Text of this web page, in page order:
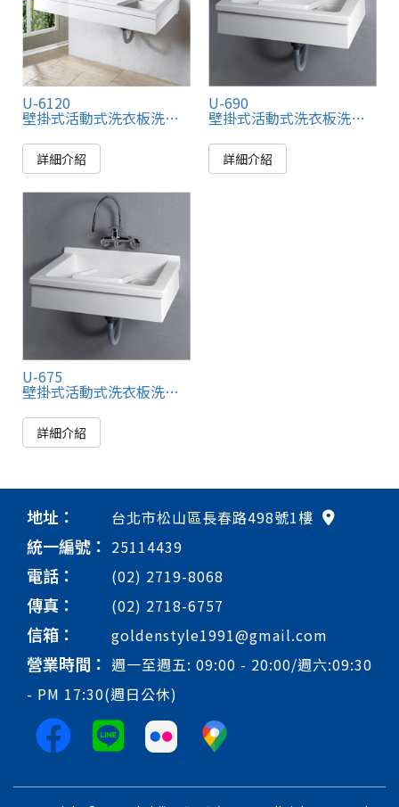
U-6120
壁掛式活動式洗衣板洗衣櫃
詳細介紹
U-690
壁掛式活動式洗衣板洗衣櫃
詳細介紹
U-675
壁掛式活動式洗衣板洗衣櫃
詳細介紹
地址： 台北市松山區長春路498號1樓
統一編號： 25114439
電話： (02) 2719-8068
傳真： (02) 2718-6757
信箱： goldenstyle1991@gmail.com
營業時間： 週一至週五: 09:00 - 20:00/週六:09:30
- PM 17:30(週日公休)